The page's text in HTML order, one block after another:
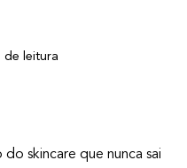
de leitura
skincare que nunca sai